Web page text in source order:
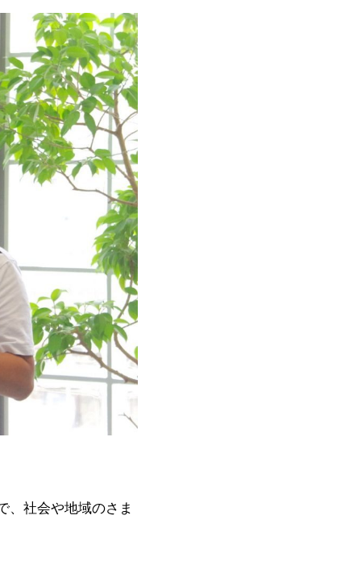
、社会や地域のさま